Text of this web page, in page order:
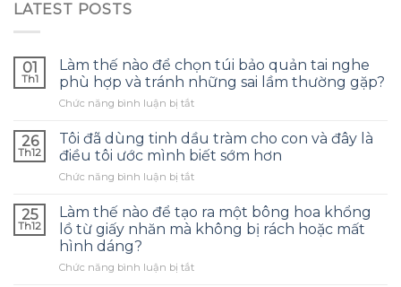
LATEST POSTS
01
Th1
Làm thế nào để chọn túi bảo quản tai nghe
phù hợp và tránh những sai lầm thường gặp?
Chức năng bình luận bị tắtở
thế
nào
để
chọn
bảo
quản
phù
26
Th12
Tôi đã dùng tinh dầu tràm cho con và đây là
điều tôi ước mình biết sớm hơn
Chức năng bình luận bị tắtở
dùng
tinh
tràm
25
Th12
Làm thế nào để tạo ra một bông hoa khổng
lồ từ giấy nhăn mà không bị rách hoặc mất
hình dáng?
Chức năng bình luận bị tắtở